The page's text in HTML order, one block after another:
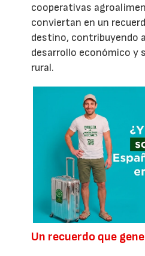
cooperativas
conviertan en un
destino, contribuyendo
desarrollo económico y
rural.
Un recuerdo que